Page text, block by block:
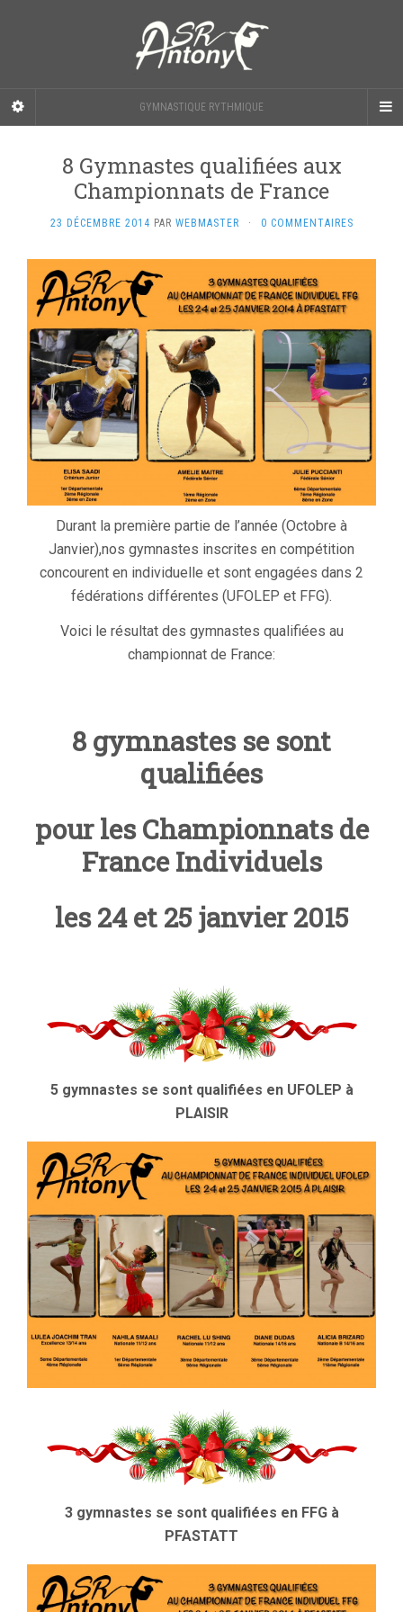
GYMNASTIQUE RYTHMIQUE
8 Gymnastes qualifiées aux
Championnats de France
23 DÉCEMBRE 2014 PAR WEBMASTER · 0 COMMENTAIRES
Durant la première partie de l’année (Octobre à
Janvier),nos gymnastes inscrites en compétition
concourent en individuelle et sont engagées dans 2
fédérations différentes (UFOLEP et FFG).
Voici le résultat des gymnastes qualifiées au
championnat de France:
8 gymnastes se sont
qualifiées
pour les Championnats de
France Individuels
les 24 et 25 janvier 2015
5 gymnastes se sont qualifiées en UFOLEP à
PLAISIR
3 gymnastes se sont qualifiées en FFG à
PFASTATT